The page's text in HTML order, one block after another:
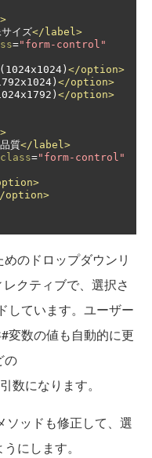
>
イズ</label>
="form-control"
</option>
</option>
</option>
>
品質</label>
class="form-control"
option>
のドロップダウンリ
クティブで、選択さ
しています。ユーザー
変数の値も自動的に更
の
数になります。
ッドも修正して、選
にします。